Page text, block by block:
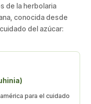
de la herbolaria
conocida desde
del azúcar:
para el cuidado